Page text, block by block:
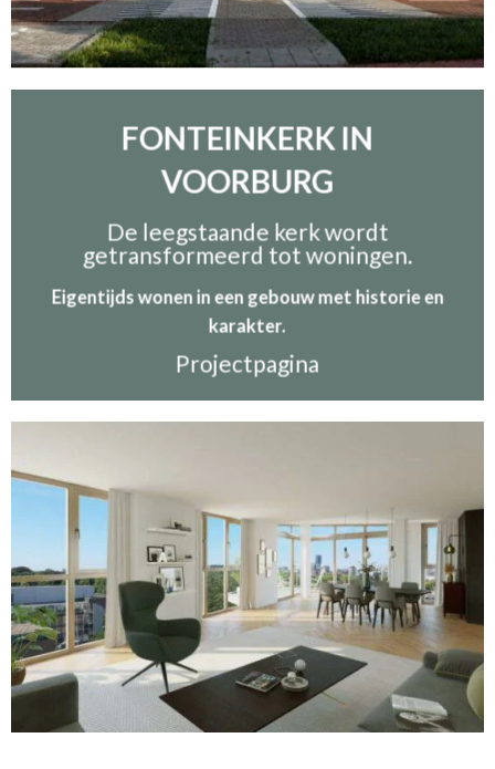
FONTEINKERK IN
VOORBURG
De leegstaande kerk wordt
getransformeerd tot woningen.
Eigentijds wonen in een gebouw met historie en
karakter.
Projectpagina